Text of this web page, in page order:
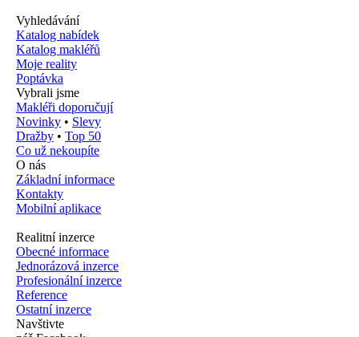
Vyhledávání
Katalog nabídek
Katalog makléřů
Moje reality
Poptávka
Vybrali jsme
Makléři doporučují
Novinky • Slevy
Dražby • Top 50
Co už nekoupíte
O nás
Základní informace
Kontakty
Mobilní aplikace
Realitní inzerce
Obecné informace
Jednorázová inzerce
Profesionální inzerce
Reference
Ostatní inzerce
Navštivte